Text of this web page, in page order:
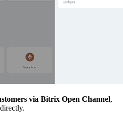
via Bitrix Open Channel,